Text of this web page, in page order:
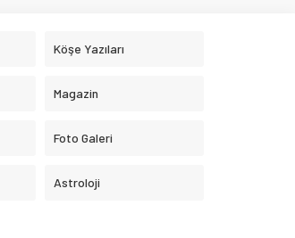
Köşe Yazıları
Magazin
Foto Galeri
Astroloji